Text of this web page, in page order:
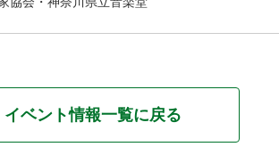
イベント情報一覧に戻る